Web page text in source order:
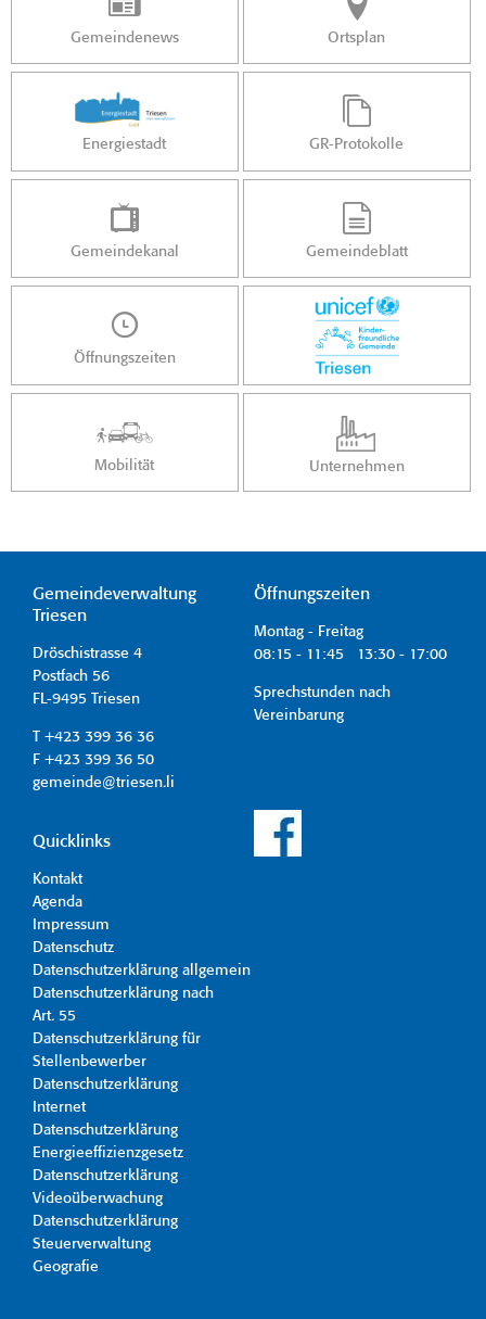
Gemeindenews Ortsplan
Energiestadt GR-Protokolle
Gemeindekanal Gemeindeblatt
Öffnungszeiten
Mobilität Unternehmen
Gemeindeverwaltung
Triesen
Dröschistrasse 4
Postfach 56
FL-9495 Triesen
T +423 399 36 36
F +423 399 36 50
gemeinde@triesen.li
Öffnungszeiten
Montag - Freitag
08:15 - 11:45 13:30 - 17:00
Sprechstunden nach
Vereinbarung
Quicklinks
Kontakt
Agenda
Impressum
Datenschutz
Datenschutzerklärung allgemein
Datenschutzerklärung nach
Art. 55
Datenschutzerklärung für
Stellenbewerber
Datenschutzerklärung
Internet
Datenschutzerklärung
Energieeffizienzgesetz
Datenschutzerklärung
Videoüberwachung
Datenschutzerklärung
Steuerverwaltung
Geografie